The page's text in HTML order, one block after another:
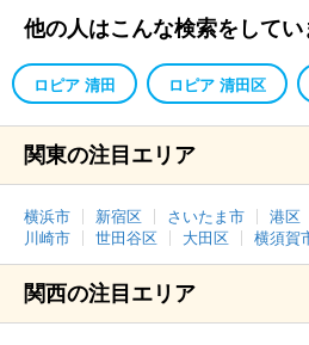
他の人はこんな検索をしてい
ロピア 清田 ロピア 清田区
関東の注目エリア
横浜市 新宿区 さいたま市 港区
川崎市
世田谷区 大田区 横須賀
関西の注目エリア